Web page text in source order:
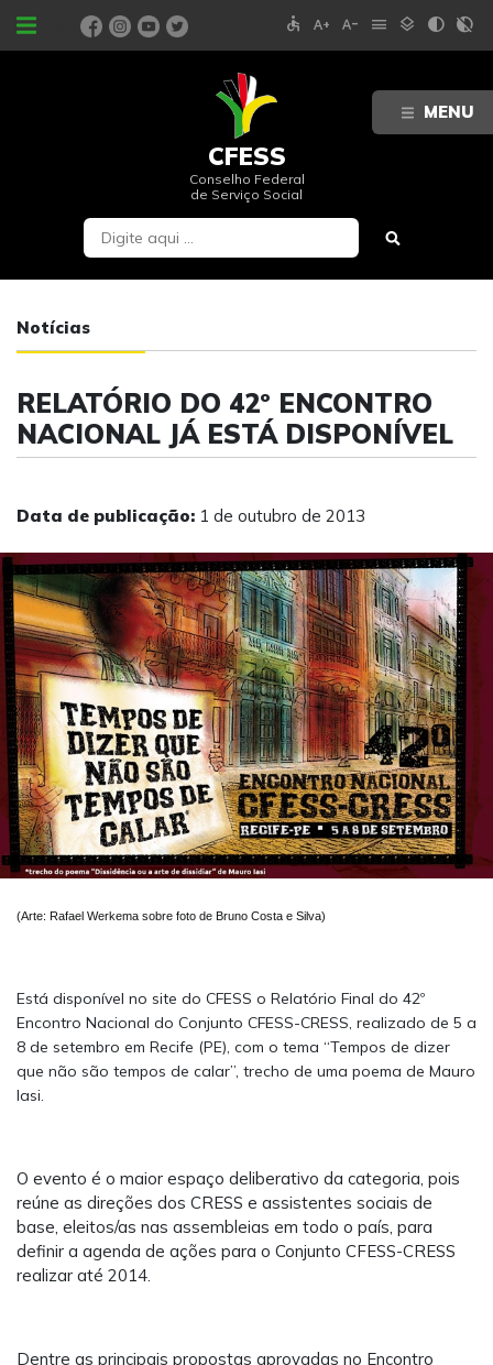
MENU
PORTAIS accessible text_increase text_decrease menu layers contrast contrast_rtl_off
CFESS
Conselho Federal
de Serviço Social
Notícias
RELATÓRIO DO 42º ENCONTRO
NACIONAL JÁ ESTÁ DISPONÍVEL
Data de publicação: 1 de outubro de 2013
(Arte: Rafael Werkema sobre foto de Bruno Costa e Silva)
Está disponível no site do CFESS o Relatório Final do 42º
Encontro Nacional do Conjunto CFESS-CRESS, realizado de 5 a
8 de setembro em Recife (PE), com o tema “Tempos de dizer
que não são tempos de calar”, trecho de uma poema de Mauro
Iasi.
O evento é o maior espaço deliberativo da categoria, pois
reúne as direções dos CRESS e assistentes sociais de
base, eleitos/as nas assembleias em todo o país, para
definir a agenda de ações para o Conjunto CFESS-CRESS
realizar até 2014.
Dentre as principais propostas aprovadas no Encontro